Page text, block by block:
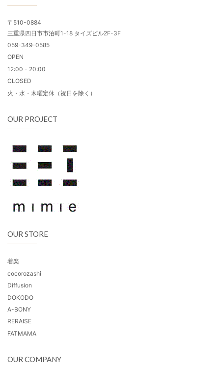
〒510-0884
三重県四日市市泊町1-18 タイズビル2F-3F
059-349-0585
OPEN
12:00 - 20:00
CLOSED
火・水・木曜定休（祝日を除く）
OUR PROJECT
OUR STORE
着楽
cocorozashi
Diffusion
DOKODO
A-BONY
RERAISE
FATMAMA
OUR COMPANY